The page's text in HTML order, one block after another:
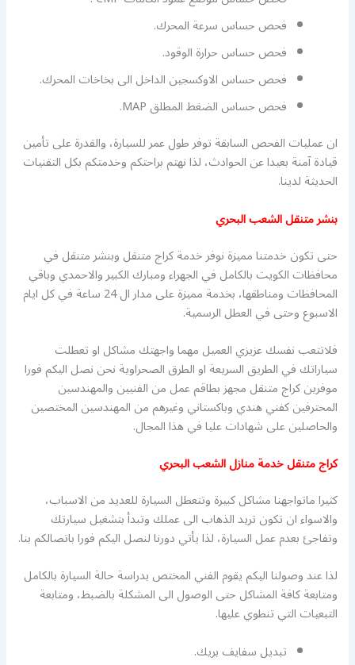
فحص حساس سرعة المحرك.
فحص حساس حرارة الوقود.
فحص حساس الاوكسجين الداخل الى بخاخات المحرك.
فحص حساس الضغط المطلق MAP.
ان عمليات الفحص السابقة توفر طول عمر للسيارة، والقدرة على تأمين
قيادة آمنة بعيدا عن الحوادث، لذا نهتم براحتكم وخدمتكم بكل التقنيات
الحديثة لدينا.
بنشر متنقل الشعب البحري
حتى تكون خدمتنا مميزة نوفر خدمة كراج متنقل وبنشر متنقل في
محافظات الكويت بالكامل في الجهراء ومبارك الكبير والاحمدي وباقي
المحافظات ومناطقها، بخدمة مميزة على مدار ال 24 ساعة في كل ايام
الاسبوع وحتى في العطل الرسمية.
فلاتتعب نفسك عزيزي العميل مهما واجهتك مشاكل او تعطلت
سياراتك في الطريق السريعة او الطرق الصحراوية نحن نصل اليكم فورا
موفرين كراج متنقل مجهز بطاقم عمل من الفنيين والمهندسين
المحترفين كفني هندي وباكستاني وغيرهم من المهندسين المختصين
والحاصلين على شهادات عليا في هذا المجال.
كراج متنقل خدمة منازل الشعب البحري
كثيرا ماتواجهنا مشاكل كبيرة وتتعطل السيارة للعديد من الاسباب،
والاسواء ان تكون تريد الذهاب الى عملك وتبدأ بتشغيل سيارتك
وتفاجئ بعدم عمل السيارة، لذا يأتي دورنا لنصل اليكم فورا باتصالكم بنا.
لذا عند وصولنا اليكم يقوم الفني المختص بدراسة حالة السيارة بالكامل
ومتابعة كافة المشاكل حتى الوصول الى المشكلة بالضبط، ومتابعة
التبعيات التي تنطوي عليها.
تبديل سفايف بريك.